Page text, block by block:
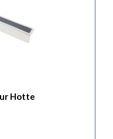
Hotte